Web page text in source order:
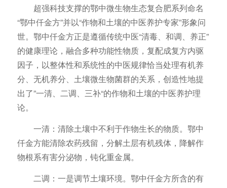
超强科技支撑的鄂中微生物生态复合肥系列命名
“鄂中仟金方”并以“作物和土壤的中医养护专家”形象问
世。鄂中仟金方正是遵循传统中医“清毒、和调、养正”
的健康理论，融合多种功能性物质，复配成复方内驱
因子，以整体性和系统性的中医规律恰当处理有机养
分、无机养分、土壤微生物菌群的关系，创造性地提
出了”一清、二调、三补“的作物和土壤的中医养护理
论。
一清：清除土壤中不利于作物生长的物质。鄂中
仟金方能清除农药残留，分解土层有机残体，降解作
物根系有害分泌物，钝化重金属。
二调：一是调节土壤环境。鄂中仟金方所含的有